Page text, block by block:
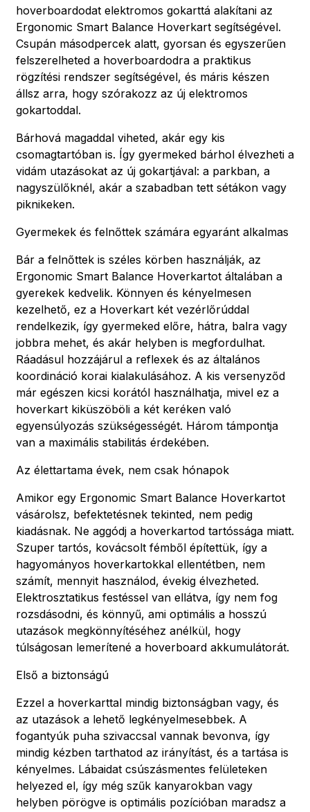
hoverboardodat elektromos gokarttá alakítani az
Ergonomic Smart Balance Hoverkart segítségével.
Csupán másodpercek alatt, gyorsan és egyszerűen
felszerelheted a hoverboardodra a praktikus
rögzítési rendszer segítségével, és máris készen
állsz arra, hogy szórakozz az új elektromos
gokartoddal.
Bárhová magaddal viheted, akár egy kis
csomagtartóban is. Így gyermeked bárhol élvezheti a
vidám utazásokat az új gokartjával: a parkban, a
nagyszülőknél, akár a szabadban tett sétákon vagy
piknikeken.
Gyermekek és felnőttek számára egyaránt alkalmas
Bár a felnőttek is széles körben használják, az
Ergonomic Smart Balance Hoverkartot általában a
gyerekek kedvelik. Könnyen és kényelmesen
kezelhető, ez a Hoverkart két vezérlőrúddal
rendelkezik, így gyermeked előre, hátra, balra vagy
jobbra mehet, és akár helyben is megfordulhat.
Ráadásul hozzájárul a reflexek és az általános
koordináció korai kialakulásához. A kis versenyződ
már egészen kicsi korától használhatja, mivel ez a
hoverkart kiküszöböli a két keréken való
egyensúlyozás szükségességét. Három támpontja
van a maximális stabilitás érdekében.
Az élettartama évek, nem csak hónapok
Amikor egy Ergonomic Smart Balance Hoverkartot
vásárolsz, befektetésnek tekinted, nem pedig
kiadásnak. Ne aggódj a hoverkartod tartóssága miatt.
Szuper tartós, kovácsolt fémből építettük, így a
hagyományos hoverkartokkal ellentétben, nem
számít, mennyit használod, évekig élvezheted.
Elektrosztatikus festéssel van ellátva, így nem fog
rozsdásodni, és könnyű, ami optimális a hosszú
utazások megkönnyítéséhez anélkül, hogy
túlságosan lemerítené a hoverboard akkumulátorát.
Első a biztonságú
Ezzel a hoverkarttal mindig biztonságban vagy, és
az utazások a lehető legkényelmesebbek. A
fogantyúk puha szivaccsal vannak bevonva, így
mindig kézben tarthatod az irányítást, és a tartása is
kényelmes. Lábaidat csúszásmentes felületeken
helyezed el, így még szűk kanyarokban vagy
helyben pörögve is optimális pozícióban maradsz a